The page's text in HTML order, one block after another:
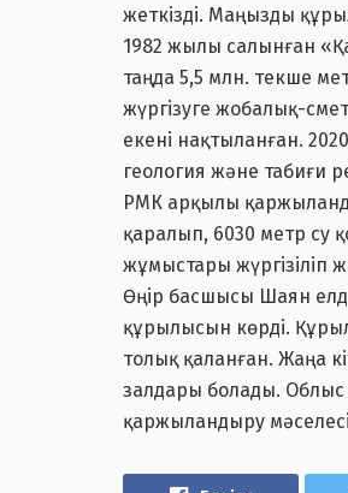
жеткізді. Маңызды
1982 жылы салынған
таңда 5,5 млн. текше
жүргізуге жобалық-
екені нақтыланған.
геология және табиғи
РМК арқылы
қаралып, 6030 метр су
жұмыстары жүргізіліп
Өңір басшысы Шаян
құрылысын көрді.
толық қаланған. Жаңа
залдары болады. Облыс
қаржыландыру